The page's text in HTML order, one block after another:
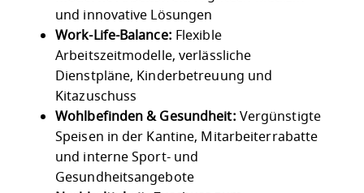
und innovative Lösungen
Work-Life-Balance: Flexible
Arbeitszeitmodelle, verlässliche
Dienstpläne, Kinderbetreuung und
Kitazuschuss
Wohlbefinden & Gesundheit: Vergünstigte
Speisen in der Kantine, Mitarbeiterrabatte
und interne Sport- und
Gesundheitsangebote